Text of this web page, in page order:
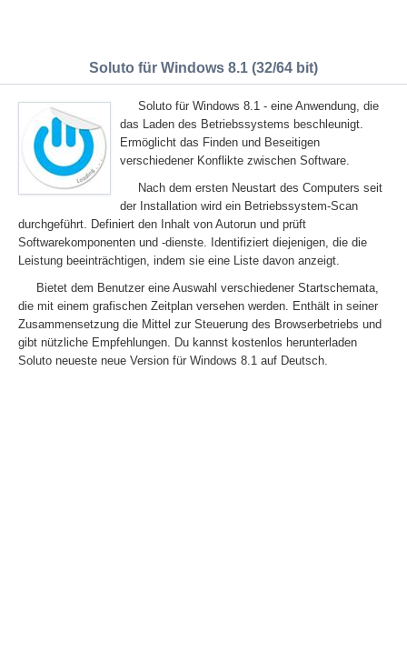
Soluto für Windows 8.1 (32/64 bit)
Soluto für Windows 8.1 - eine Anwendung, die
das Laden des Betriebssystems beschleunigt.
Ermöglicht das Finden und Beseitigen
verschiedener Konflikte zwischen Software.
Nach dem ersten Neustart des Computers seit
der Installation wird ein Betriebssystem-Scan
durchgeführt. Definiert den Inhalt von Autorun und prüft
Softwarekomponenten und -dienste. Identifiziert diejenigen, die die
Leistung beeinträchtigen, indem sie eine Liste davon anzeigt.
Bietet dem Benutzer eine Auswahl verschiedener Startschemata,
die mit einem grafischen Zeitplan versehen werden. Enthält in seiner
Zusammensetzung die Mittel zur Steuerung des Browserbetriebs und
gibt nützliche Empfehlungen. Du kannst kostenlos herunterladen
Soluto neueste neue Version für Windows 8.1 auf Deutsch.